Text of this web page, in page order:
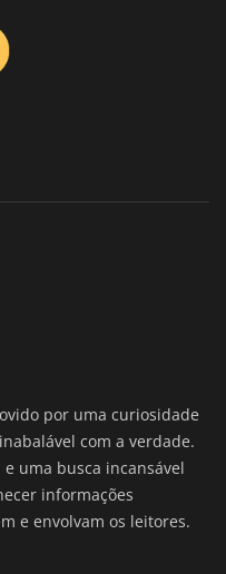
por uma curiosidade
com a verdade.
uma busca incansável
informações
e envolvam os leitores.